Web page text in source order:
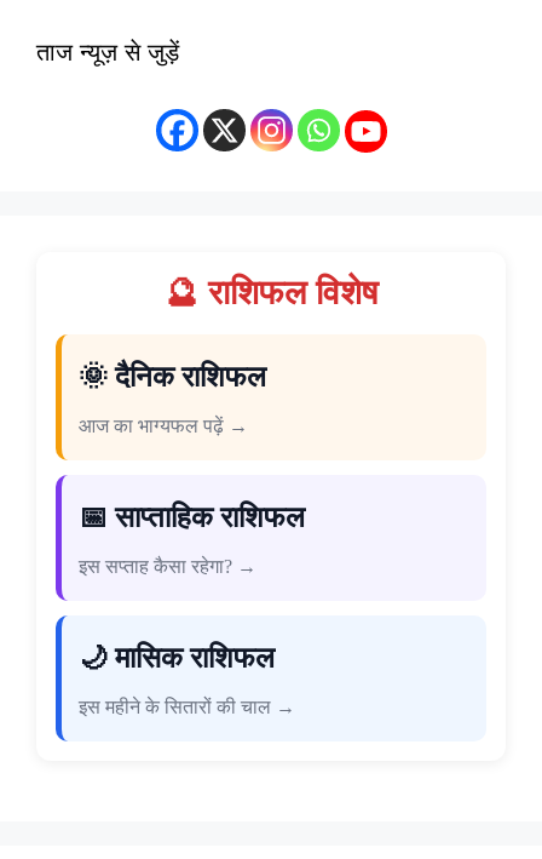
ताज न्यूज़ से जुड़ें
🔮 राशिफल विशेष
🌞 दैनिक राशिफल
आज का भाग्यफल पढ़ें →
📅 साप्ताहिक राशिफल
इस सप्ताह कैसा रहेगा? →
🌙 मासिक राशिफल
इस महीने के सितारों की चाल →